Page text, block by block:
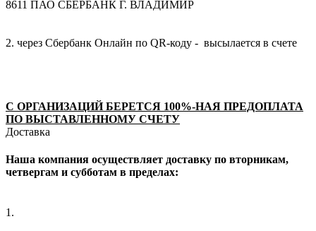
8611 ПАО СБЕРБАНК Г. ВЛАДИМИР
2. через Сбербанк Онлайн по QR-коду - высылается в счете
С ОРГАНИЗАЦИЙ БЕРЕТСЯ 100%-НАЯ ПРЕДОПЛАТА
ПО ВЫСТАВЛЕННОМУ СЧЕТУ
Доставка
Наша компания осуществляет доставку по вторникам,
четвергам и субботам в пределах:
1.